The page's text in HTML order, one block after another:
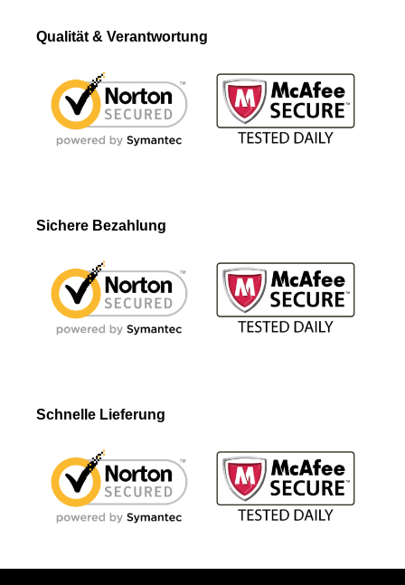
Qualität & Verantwortung
Sichere Bezahlung
Schnelle Lieferung